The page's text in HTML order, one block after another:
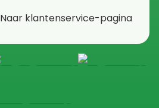
Naar klantenservice-pagina